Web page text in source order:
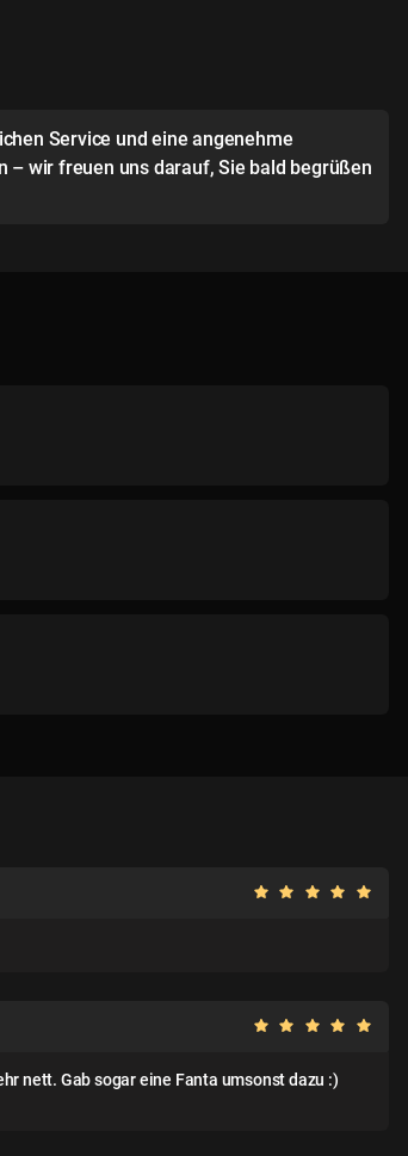
Service und eine angenehme
– wir freuen uns darauf, Sie bald begrüßen
nett. Gab sogar eine Fanta umsonst dazu :)